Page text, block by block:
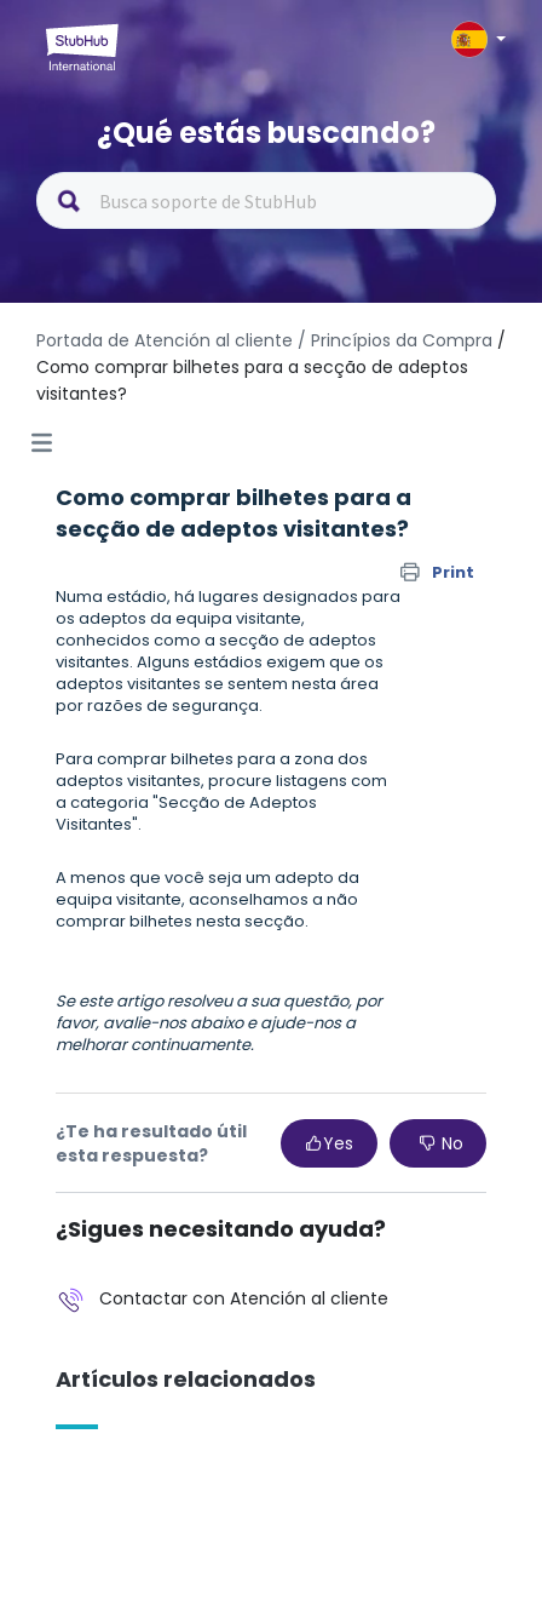
¿Qué estás buscando?
Portada de Atención al cliente / Princípios da Compra /
Como comprar bilhetes para a secção de adeptos
visitantes?
Como comprar bilhetes para a
secção de adeptos visitantes?
Print
Numa estádio, há lugares designados para
os adeptos da equipa visitante,
conhecidos como a secção de adeptos
visitantes. Alguns estádios exigem que os
adeptos visitantes se sentem nesta área
por razões de segurança.
Para comprar bilhetes para a zona dos
adeptos visitantes, procure listagens com
a categoria "Secção de Adeptos
Visitantes".
A menos que você seja um adepto da
equipa visitante, aconselhamos a não
comprar bilhetes nesta secção.
Se este artigo resolveu a sua questão, por
favor, avalie-nos abaixo e ajude-nos a
melhorar continuamente.
¿Te ha resultado útil
esta respuesta?
Yes No
¿Sigues necesitando ayuda?
Contactar con Atención al cliente
Artículos relacionados